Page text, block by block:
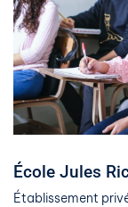
École Jules
Établissement